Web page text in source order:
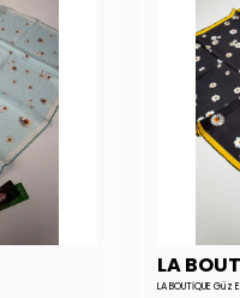
LA
LA BOUTİQUE Güz